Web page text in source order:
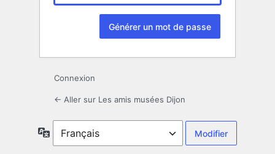
Connexion
← Aller sur Les amis musées Dijon
Langue